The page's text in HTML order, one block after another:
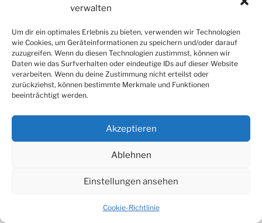
verwalten
Um dir ein optimales Erlebnis zu bieten, verwenden wir Technologien
wie Cookies, um Geräteinformationen zu speichern und/oder darauf
zuzugreifen. Wenn du diesen Technologien zustimmst, können wir
Daten wie das Surfverhalten oder eindeutige IDs auf dieser Website
verarbeiten. Wenn du deine Zustimmung nicht erteilst oder
zurückziehst, können bestimmte Merkmale und Funktionen
beeinträchtigt werden.
Akzeptieren
Ablehnen
Einstellungen ansehen
Cookie-Richtlinie